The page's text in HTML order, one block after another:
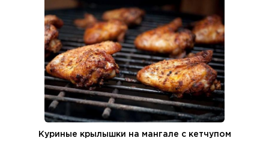
Куриные крылышки на мангале с кетчупом